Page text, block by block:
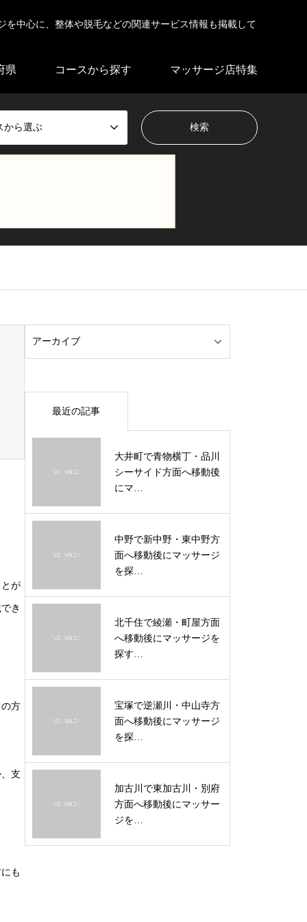
中心に、整体や脱毛などの関連サービス情報も掲載して
県 コースから探す マッサージ店特集
から選ぶ
が
き
方
支
も
最近の記事
大井町で青物横丁・品川
シーサイド方面へ移動後
にマ…
中野で新中野・東中野方
面へ移動後にマッサージ
を探…
北千住で綾瀬・町屋方面
へ移動後にマッサージを
探す…
宝塚で逆瀬川・中山寺方
面へ移動後にマッサージ
を探…
加古川で東加古川・別府
方面へ移動後にマッサー
ジを…